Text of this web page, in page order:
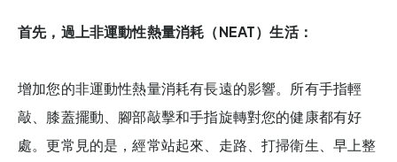
首先，過上非運動性熱量消耗（NEAT）生活：
增加您的非運動性熱量消耗有長遠的影響。所有手指輕
敲、膝蓋擺動、腳部敲擊和手指旋轉對您的健康都有好
處。更常見的是，經常站起來、走路、打掃衛生、早上整